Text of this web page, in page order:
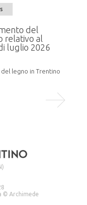
del
relativo al
luglio 2026
legno in Trentino
© Archimede